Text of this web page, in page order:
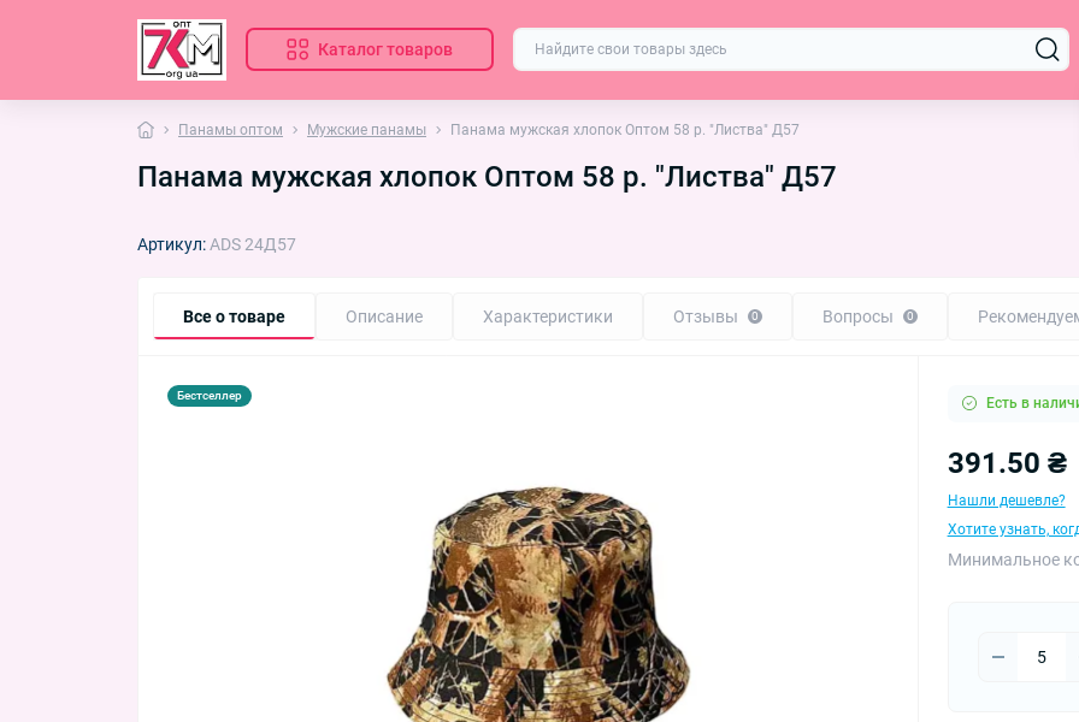
Каталог товаров
Панамы оптом Мужские панамы Панама мужская хлопок Оптом 58 р. "Листва" Д57
Панама мужская хлопок Оптом 58 р. "Листва" Д57
Артикул:ADS 24Д57
Все о товаре Описание Характеристики Отзывы 0 Вопросы 0
Бестселлер Есть в
391.50 ₴
Нашли дешевле?
Хотите узнать,
Минимальное